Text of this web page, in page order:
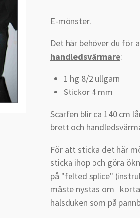
E-mönster.
Det här behöver du för
handledsvärmare:
1 hg 8/2 ullgarn
Stickor 4 mm
Scarfen blir ca 140 cm
brett och
För att sticka det här
sticka ihop och göra
på "felted splice"
måste nystas om i
halsduken som på